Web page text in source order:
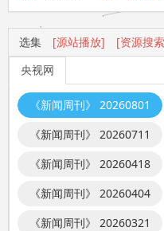
选集 [源站播放]
[资源搜
央视网
《新闻周刊》 20260801
《新闻周刊》 20260711
《新闻周刊》 20260418
《新闻周刊》 20260404
《新闻周刊》 20260321